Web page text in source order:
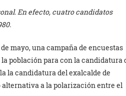
En efecto, cuatro candidatos
mayo, una campaña de encuestas
población para con la candidatura
la candidatura del exalcalde de
alternativa a la polarización entre el